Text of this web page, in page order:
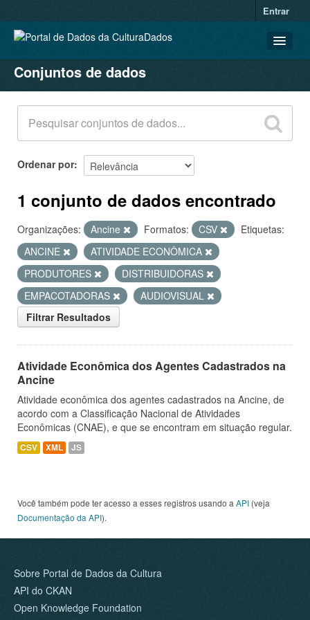
Entrar
CONJUNTOS DE DADOS
ORGANIZAÇÕES
GRUPOS
SOBRE
Conjuntos de dados
Ordenar por
1 conjunto de dados encontrado
Organizações: Ancine Formatos: CSV
Etiquetas:
ANCINE
ATIVIDADE ECONÔMICA
PRODUTORES
DISTRIBUIDORAS
EMPACOTADORAS
AUDIOVISUAL
Filtrar Resultados
Atividade Econômica dos Agentes Cadastrados na
Ancine
Atividade econômica dos agentes cadastrados na Ancine, de
acordo com a Classificação Nacional de Atividades
Econômicas (CNAE), e que se encontram em situação regular.
CSV XML JS
Você também pode ter acesso a esses registros usando a API (veja
Documentação da API).
Sobre Portal de Dados da Cultura
API do CKAN
Open Knowledge Foundation